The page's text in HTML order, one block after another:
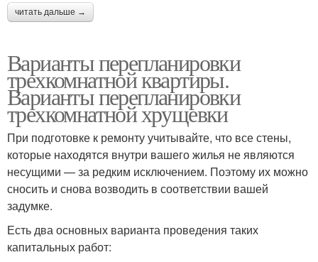
читать дальше →
Варианты перепланировки
трехкомнатной квартиры.
Варианты перепланировки
трехкомнатной хрущевки
При подготовке к ремонту учитывайте, что все стены,
которые находятся внутри вашего жилья не являются
несущими — за редким исключением. Поэтому их можно
сносить и снова возводить в соответствии вашей
задумке.
Есть два основных варианта проведения таких
капитальных работ: